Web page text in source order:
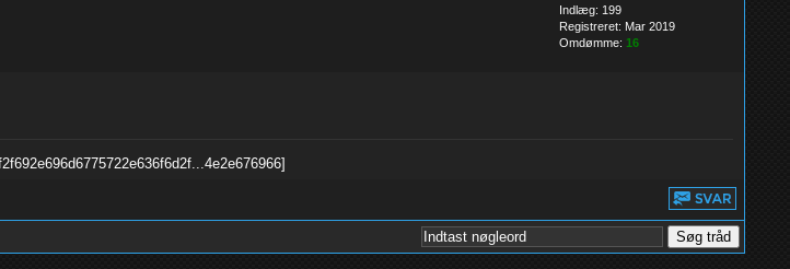
Indlæg: 199
Registreret: Mar 2019
Omdømme: 16